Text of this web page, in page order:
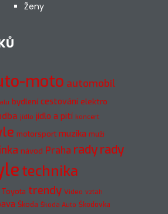
Ženy
moto automobil
bydlení cestování elektro
jídlo jídlo a pití koncert
motorsport muzika muži
návod Praha radyrady
technika
Toyota trendy Video vztah
Škoda Škoda Auto Škodovka